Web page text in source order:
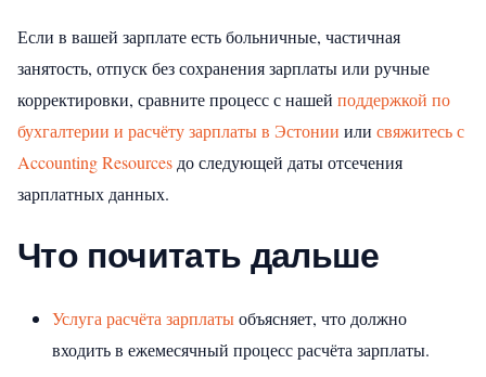
Если в вашей зарплате есть больничные, частичная
занятость, отпуск без сохранения зарплаты или ручные
корректировки, сравните процесс с нашей поддержкой по
бухгалтерии и расчёту зарплаты в Эстонии или свяжитесь с
Accounting Resourcesдо следующей даты отсечения
зарплатных данных.
Что почитать дальше
Услуга расчёта зарплатыобъясняет, что должно
входить в ежемесячный процесс расчёта зарплаты.